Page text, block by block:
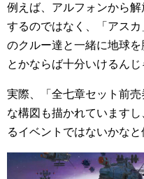
例えば、アルフォンから
するのではなく、「アス
のクルー達と一緒に地球
とかならば十分いけるん
実際、「全七章セット前
な構図も描かれています
るイベントではないかな